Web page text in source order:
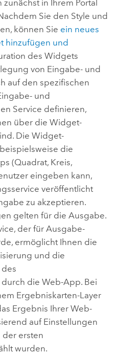
in Ihrem Portal
Sie den Style und
können Sie ein neues
hinzufügen und
des Widgets
von Eingabe- und
auf den spezifischen
und
Service definieren,
über die Widget-
Die Widget-
die
(Quadrat, Kreis,
eingeben kann,
veröffentlicht
zu akzeptieren.
gelten für die Ausgabe.
der für Ausgabe-
ermöglicht Ihnen die
und die
die Web-App. Bei
Ergebniskarten-Layer
Ergebnis Ihrer Web-
auf Einstellungen
der ersten
wurden.